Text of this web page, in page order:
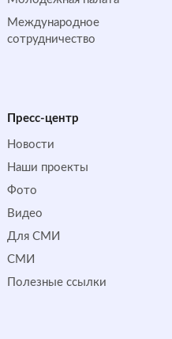
Международное
сотрудничество
Пресс-центр
Новости
Наши проекты
Фото
Видео
Для СМИ
СМИ
Полезные ссылки